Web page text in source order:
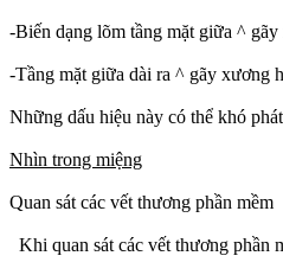
-Biến dạng lõm tầng mặt giữa ^
-Tầng mặt giữa dài ra ^ gãy xương
Những dấu hiệu này có thể khó
Nhìn trong miệng
Quan sát các vết thương phần mềm
Khi quan sát các vết thương phần